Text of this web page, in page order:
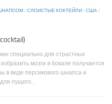
/СЛОИСТЫЕ КОКТЕЙЛИ/США/
специально для страстных
мозги в бокале получается
в виде персикового шнапса и
пущего...